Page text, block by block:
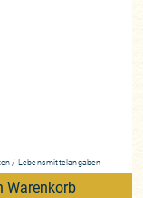
/ Lebensmittelangaben
Warenkorb